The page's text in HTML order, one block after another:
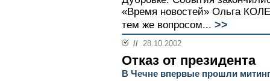
«Время новостей» Ольга
тем же вопросом... >>
// 28.10.2002
Отказ от президента
В Чечне впервые прошли